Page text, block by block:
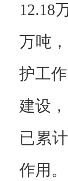
12.18
万吨
护工
建设
已累
作用。